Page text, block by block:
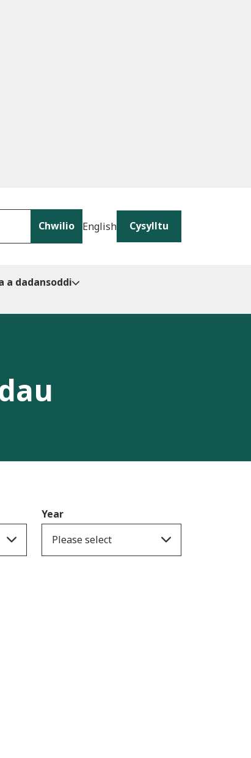
Chwilio English Cysylltu
a dadansoddi
Year
Please select